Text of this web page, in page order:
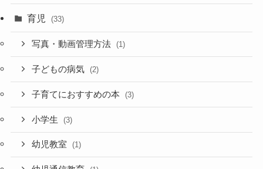
育児 (33)
写真・動画管理方法 (1)
子どもの病気 (2)
子育てにおすすめの本 (3)
小学生 (3)
幼児教室 (1)